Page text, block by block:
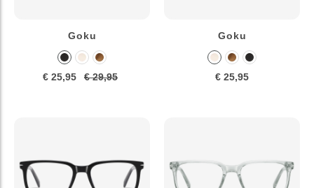
Goku
€ 25,95 € 29,95
Goku
€ 25,95